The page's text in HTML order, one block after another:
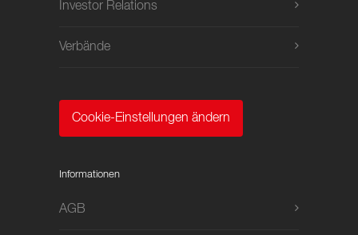
Investor Relations
Verbände
Cookie-Einstellungen ändern
Informationen
AGB